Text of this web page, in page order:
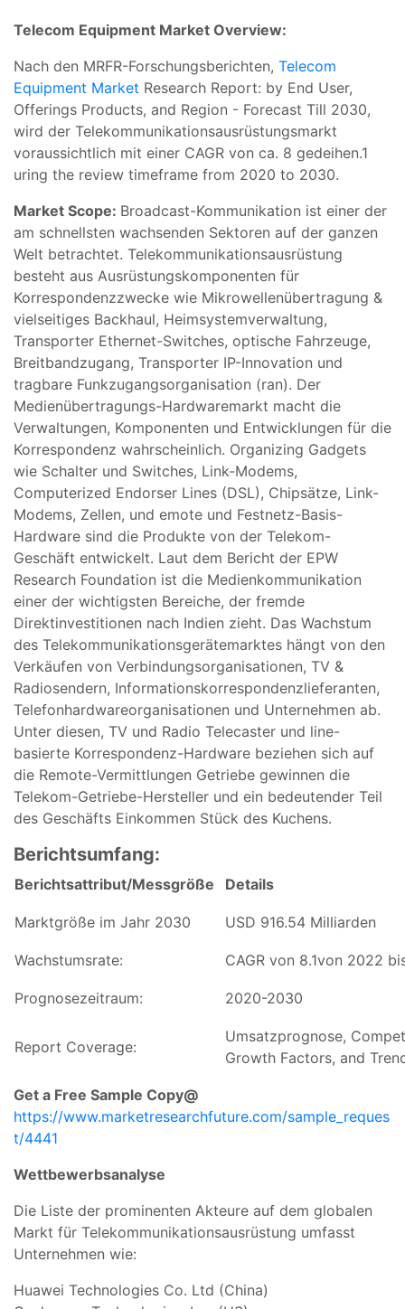
Telecom Equipment Market Overview:
Nach den MRFR-Forschungsberichten, Telecom
Equipment Market Research Report: by End User,
Offerings Products, and Region - Forecast Till 2030,
wird der Telekommunikationsausrüstungsmarkt
voraussichtlich mit einer CAGR von ca. 8 gedeihen.1
uring the review timeframe from 2020 to 2030.
Market Scope: Broadcast-Kommunikation ist einer der
am schnellsten wachsenden Sektoren auf der ganzen
Welt betrachtet. Telekommunikationsausrüstung
besteht aus Ausrüstungskomponenten für
Korrespondenzzwecke wie Mikrowellenübertragung &
vielseitiges Backhaul, Heimsystemverwaltung,
Transporter Ethernet-Switches, optische Fahrzeuge,
Breitbandzugang, Transporter IP-Innovation und
tragbare Funkzugangsorganisation (ran). Der
Medienübertragungs-Hardwaremarkt macht die
Verwaltungen, Komponenten und Entwicklungen für die
Korrespondenz wahrscheinlich. Organizing Gadgets
wie Schalter und Switches, Link-Modems,
Computerized Endorser Lines (DSL), Chipsätze, Link-
Modems, Zellen, und emote und Festnetz-Basis-
Hardware sind die Produkte von der Telekom-
Geschäft entwickelt. Laut dem Bericht der EPW
Research Foundation ist die Medienkommunikation
einer der wichtigsten Bereiche, der fremde
Direktinvestitionen nach Indien zieht. Das Wachstum
des Telekommunikationsgerätemarktes hängt von den
Verkäufen von Verbindungsorganisationen, TV &
Radiosendern, Informationskorrespondenzlieferanten,
Telefonhardwareorganisationen und Unternehmen ab.
Unter diesen, TV und Radio Telecaster und line-
basierte Korrespondenz-Hardware beziehen sich auf
die Remote-Vermittlungen Getriebe gewinnen die
Telekom-Getriebe-Hersteller und ein bedeutender Teil
des Geschäfts Einkommen Stück des Kuchens.
Berichtsumfang:
Berichtsattribut/Messgröße Details
Marktgröße im Jahr 2030 USD 916.54 Milliarden
Wachstumsrate: CAGR von 8.1von 2022
Prognosezeitraum: 2020-2030
Report Coverage:
Umsatzprognose,
Growth Factors, and
Get a Free Sample Copy@
https://www.marketresearchfuture.com/sample_reques
t/4441
Wettbewerbsanalyse
Die Liste der prominenten Akteure auf dem globalen
Markt für Telekommunikationsausrüstung umfasst
Unternehmen wie:
Huawei Technologies Co. Ltd (China)